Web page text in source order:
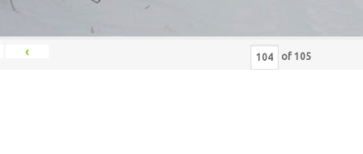
‹ of 105